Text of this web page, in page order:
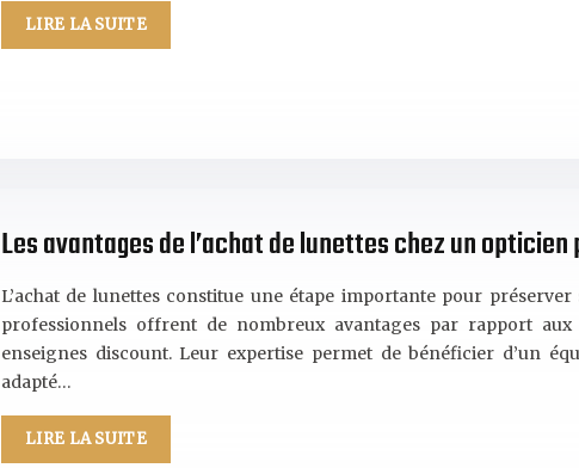
LIRE LA SUITE
Les avantages de l’achat de lunettes chez un
L’achat de lunettes constitue une étape importante pour préserver
professionnels offrent de nombreux avantages par rapport
enseignes discount. Leur expertise permet de bénéficier d’un
adapté…
LIRE LA SUITE